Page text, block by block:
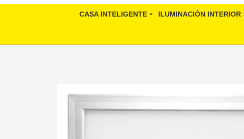
CASA INTELIGENTE ILUMINACIÒN INTERIOR